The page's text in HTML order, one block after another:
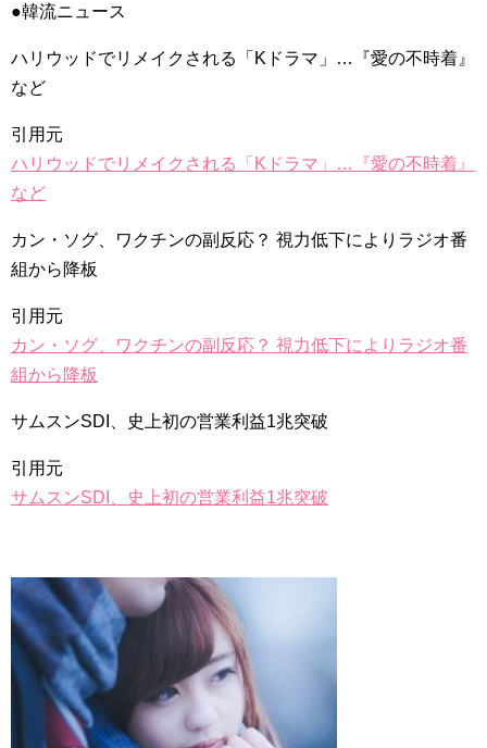
●韓流ニュース
ハリウッドでリメイクされる「Kドラマ」…『愛の不時着』
など
引用元
ハリウッドでリメイクされる「Kドラマ」…『愛の不時着』
など
カン・ソグ、ワクチンの副反応？ 視力低下によりラジオ番
組から降板
引用元
カン・ソグ、ワクチンの副反応？ 視力低下によりラジオ番
組から降板
サムスンSDI、史上初の営業利益1兆突破
引用元
サムスンSDI、史上初の営業利益1兆突破